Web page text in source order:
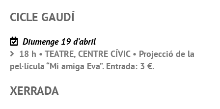
CICLE GAUDÍ
Diumenge 19 d’abril
18 h • TEATRE, CENTRE CÍVIC • Projecció de la
pel·lícula “Mi amiga Eva”. Entrada: 3 €.
XERRADA